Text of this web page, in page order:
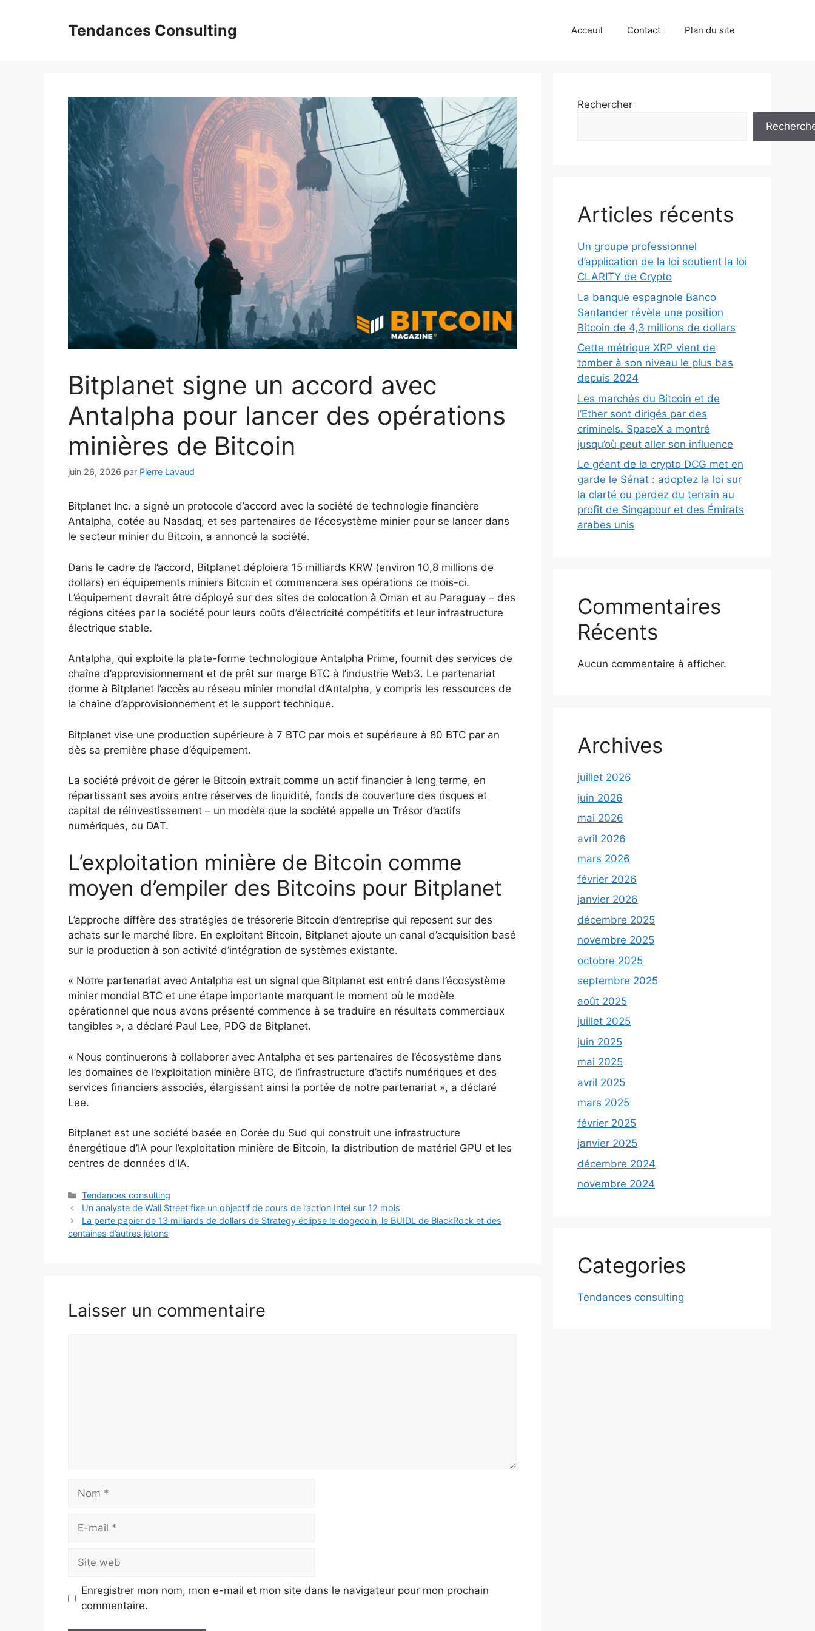
Tendances Consulting Acceuil Contact Plan du site
Bitplanet signe un accord avec
Antalpha pour lancer des opérations
minières de Bitcoin
juin 26, 2026 par Pierre Lavaud
Bitplanet Inc. a signé un protocole d’accord avec la société de technologie financière
Antalpha, cotée au Nasdaq, et ses partenaires de l’écosystème minier pour se lancer dans
le secteur minier du Bitcoin, a annoncé la société.
Dans le cadre de l’accord, Bitplanet déploiera 15 milliards KRW (environ 10,8 millions de
dollars) en équipements miniers Bitcoin et commencera ses opérations ce mois-ci.
L’équipement devrait être déployé sur des sites de colocation à Oman et au Paraguay – des
régions citées par la société pour leurs coûts d’électricité compétitifs et leur infrastructure
électrique stable.
Antalpha, qui exploite la plate-forme technologique Antalpha Prime, fournit des services de
chaîne d’approvisionnement et de prêt sur marge BTC à l’industrie Web3. Le partenariat
donne à Bitplanet l’accès au réseau minier mondial d’Antalpha, y compris les ressources de
la chaîne d’approvisionnement et le support technique.
Bitplanet vise une production supérieure à 7 BTC par mois et supérieure à 80 BTC par an
dès sa première phase d’équipement.
La société prévoit de gérer le Bitcoin extrait comme un actif financier à long terme, en
répartissant ses avoirs entre réserves de liquidité, fonds de couverture des risques et
capital de réinvestissement – ​​un modèle que la société appelle un Trésor d’actifs
numériques, ou DAT.
L’exploitation minière de Bitcoin comme
moyen d’empiler des Bitcoins pour Bitplanet
L’approche diffère des stratégies de trésorerie Bitcoin d’entreprise qui reposent sur des
achats sur le marché libre. En exploitant Bitcoin, Bitplanet ajoute un canal d’acquisition basé
sur la production à son activité d’intégration de systèmes existante.
« Notre partenariat avec Antalpha est un signal que Bitplanet est entré dans l’écosystème
minier mondial BTC et une étape importante marquant le moment où le modèle
opérationnel que nous avons présenté commence à se traduire en résultats commerciaux
tangibles », a déclaré Paul Lee, PDG de Bitplanet.
« Nous continuerons à collaborer avec Antalpha et ses partenaires de l’écosystème dans
les domaines de l’exploitation minière BTC, de l’infrastructure d’actifs numériques et des
services financiers associés, élargissant ainsi la portée de notre partenariat », a déclaré
Lee.
Bitplanet est une société basée en Corée du Sud qui construit une infrastructure
énergétique d’IA pour l’exploitation minière de Bitcoin, la distribution de matériel GPU et les
centres de données d’IA.
Catégories
Tendances consulting
Un analyste de Wall Street fixe un objectif de cours de l’action Intel sur 12 mois
La perte papier de 13 milliards de dollars de Strategy éclipse le dogecoin, le BUIDL de BlackRock et des
centaines d’autres jetons
Laisser un commentaire
Nom
Site
web
Enregistrer mon nom, mon e-mail et mon site dans le navigateur pour mon prochain
commentaire.
Rechercher
Articles récents
Un groupe professionnel
d’application de la loi soutient la loi
CLARITY de Crypto
La banque espagnole Banco
Santander révèle une position
Bitcoin de 4,3 millions de dollars
Cette métrique XRP vient de
tomber à son niveau le plus bas
depuis 2024
Les marchés du Bitcoin et de
l’Ether sont dirigés par des
criminels. SpaceX a montré
jusqu’où peut aller son influence
Le géant de la crypto DCG met en
garde le Sénat : adoptez la loi sur
la clarté ou perdez du terrain au
profit de Singapour et des Émirats
arabes unis
Commentaires
Récents
Aucun commentaire à afficher.
Archives
juillet 2026
juin 2026
mai 2026
avril 2026
mars 2026
février 2026
janvier 2026
décembre 2025
novembre 2025
octobre 2025
septembre 2025
août 2025
juillet 2025
juin 2025
mai 2025
avril 2025
mars 2025
février 2025
janvier 2025
décembre 2024
novembre 2024
Categories
Tendances consulting